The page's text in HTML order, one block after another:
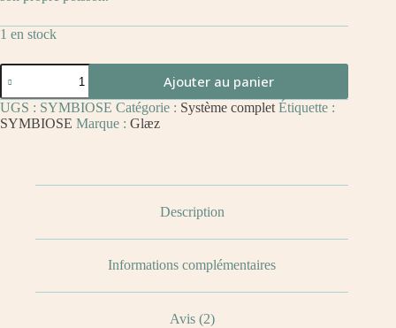
1 en stock
Ajouter au panier
UGS : SYMBIOSE Catégorie : Système complet Étiquette :
SYMBIOSE Marque : Glæz
Description
Informations complémentaires
Avis (2)